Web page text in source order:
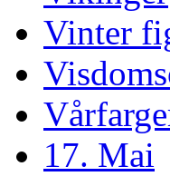
Vinter
17. Mai